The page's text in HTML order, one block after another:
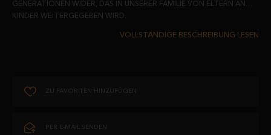
GENERATIONEN WIDER, DAS IN UNSERER FAMILIE VON ELTERN AN
KINDER WEITERGEGEBEN WIRD.
DIESER IBÉRICO-LENDE AUS EICHALMAST 100 % IBERISCHE RASSE IST
DER SORGFALT VON DENEN GEPFLEGT WERDEN, DIE WISSEN, DASS
GEWÜRZT MIT PAPRIKAGEWÜRZ VERA UND NATÜRLICHEN
ANHALTENDER GESCHMACK ENTWICKELT, MIT EINER
ZU FAVORITEN HINZUFÜGEN
PER E-MAIL SENDEN